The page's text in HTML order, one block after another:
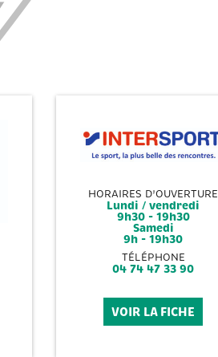
HORAIRES D'OUVERTURE
Lundi / vendredi
9h30 - 19h30
Samedi
9h - 19h30
TÉLÉPHONE
04 74 47 33 90
VOIR LA FICHE